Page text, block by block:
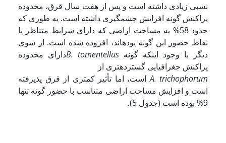
نسبی زیادی داشته است و پس از هفت سال قرق، محدوده
پراکنش گونه افزایش چشمگیری داشته است. به طوری که
حدود 58% به مساحت اراضی که دارای شرایط متناظر با
نقاط حضور این گونه بوده­اند، افزوده شده است. از سوی
دیگر با وجود اینکه گونه B. tomentellusدارای محدوده
پراکنش جغرافیایی گسترده­تری از
A. trichophorumاست، اما تأثیر کمتری از قرق پذیرفته
است و افزایش مساحت اراضی متناسب با حضور گونه تنها
9% بوده است (جدول 5).